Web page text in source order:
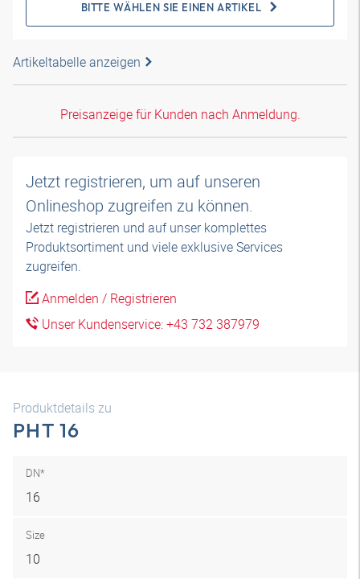
BITTE WÄHLEN SIE EINEN ARTIKEL
Artikeltabelle anzeigen
Preisanzeige für Kunden nach Anmeldung.
Jetzt registrieren, um auf unseren
Onlineshop zugreifen zu können.
Jetzt registrieren und auf unser komplettes
Produktsortiment und viele exklusive Services
zugreifen.
Anmelden / Registrieren
Unser Kundenservice: +43 732 387979
Produktdetails zu
PHT 16
DN*
16
Size
10